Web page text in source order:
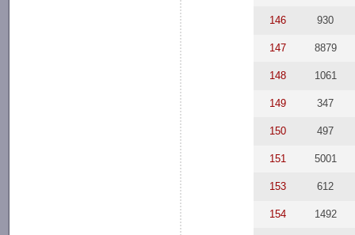
146 930
147 8879
148 1061
149 347
150 497
151 5001
153 612
154 1492